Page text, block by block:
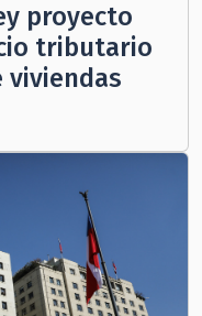
proyecto
tributario
viviendas